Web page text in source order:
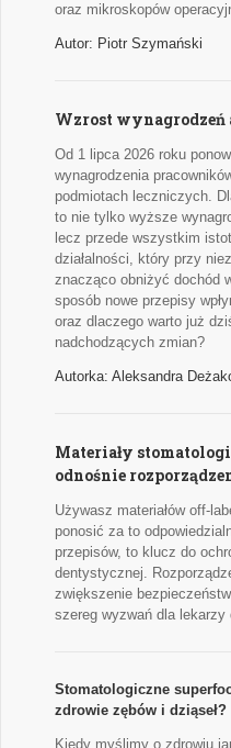
oraz mikroskopów
Autor: Piotr Szymański
Wzrost wynagrodzeń
Od 1 lipca 2026 roku
wynagrodzenia
podmiotach leczniczych.
to nie tylko wyższe
lecz przede wszystkim
działalności, który przy
znacząco obniżyć dochód
sposób nowe przepisy
oraz dlaczego warto już
nadchodzących zmian?
Autorka: Aleksandra
Materiały
odnośnie
Używasz materiałów off-
ponosić za to
przepisów, to klucz do
dentystycznej.
zwiększenie
szereg wyzwań dla lekarzy
Stomatologiczne
zdrowie zębów i dziąseł?
Kiedy myślimy o zdrowiu